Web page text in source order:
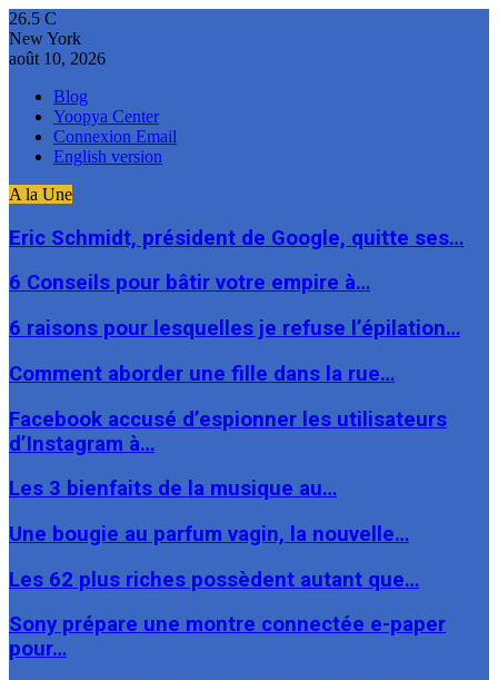
26.5 C
New York
août 10, 2026
Blog
Yoopya Center
Connexion Email
English version
A la Une
Eric Schmidt, président de Google, quitte ses…
6 Conseils pour bâtir votre empire à…
6 raisons pour lesquelles je refuse l’épilation…
Comment aborder une fille dans la rue…
Facebook accusé d’espionner les utilisateurs
d’Instagram à…
Les 3 bienfaits de la musique au…
Une bougie au parfum vagin, la nouvelle…
Les 62 plus riches possèdent autant que…
Sony prépare une montre connectée e-paper
pour…